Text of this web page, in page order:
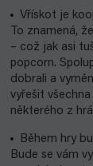
Vřískot je
To znamená,
– což jak asi
popcorn.
dobrali a
vyřešit
některého z
Během hry
Bude se vám